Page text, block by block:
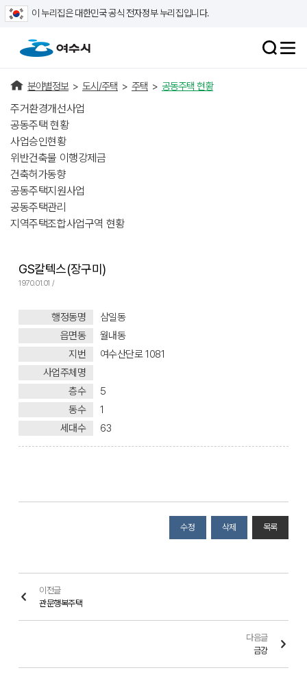
이 누리집은 대한민국 공식 전자정부 누리집입니다.
분야별정보 > 도시/주택 > 주택 > 공동주택 현황
주거환경개선사업
공동주택 현황
사업승인현황
위반건축물 이행강제금
건축허가동향
공동주택지원사업
공동주택관리
지역주택조합사업구역 현황
GS칼텍스(장구미)
1970.01.01 /
행정동명
삼일동
읍면동
월내동
지번
여수산단로 1081
사업주체명
층수
5
동수
1
세대수
63
수정 삭제 목록
이전글
관문행복주택
다음글
금강